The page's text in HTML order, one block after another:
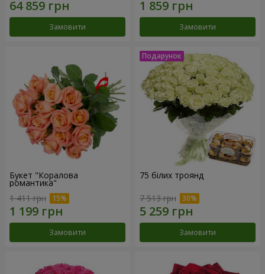
Замовити Замовити
Букет "Коралова
романтика"
1 411 грн
Замовити
75 білих троянд
7 513 грн
Замовити